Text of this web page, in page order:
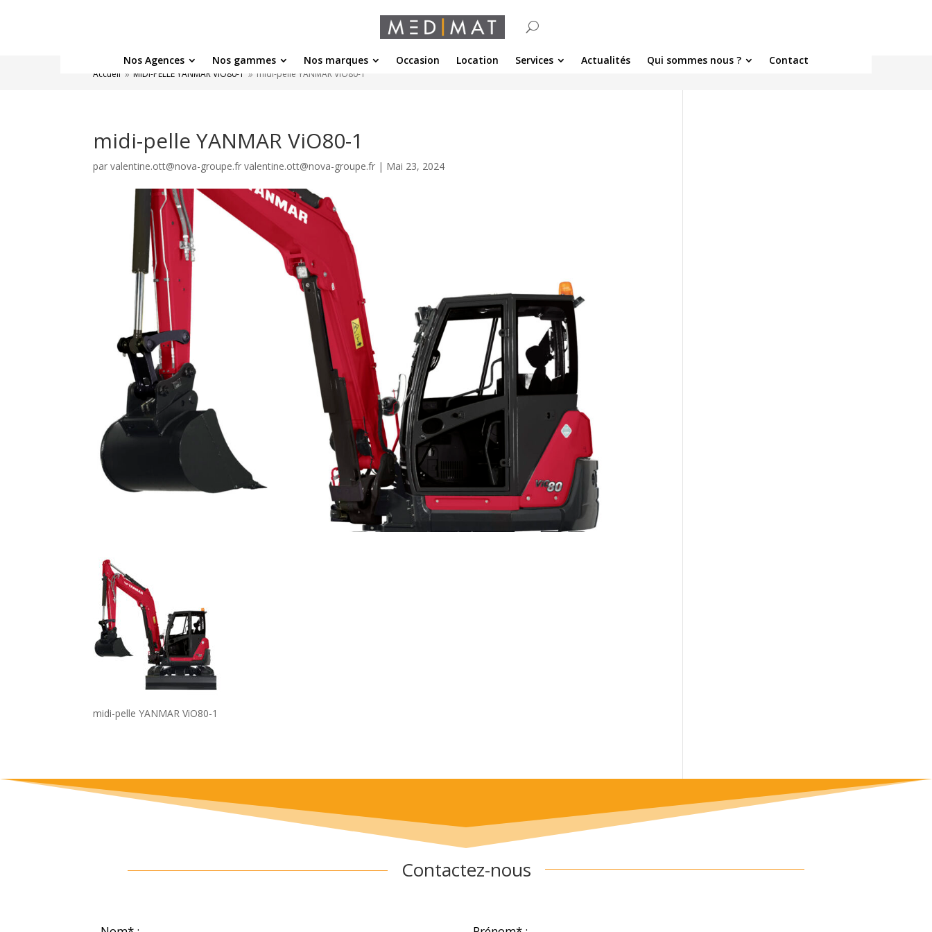
Nos Agences Nos gammes Nos marques Occasion Location Services Actualités Qui sommes nous ? Contact
Accueil 9 MIDI-PELLE YANMAR ViO80-1 9 midi-pelle YANMAR ViO80-1
midi-pelle YANMAR ViO80-1
parvalentine.ott@nova-groupe.fr valentine.ott@nova-groupe.fr | Mai 23, 2024
midi-pelle YANMAR ViO80-1
Contactez-nous